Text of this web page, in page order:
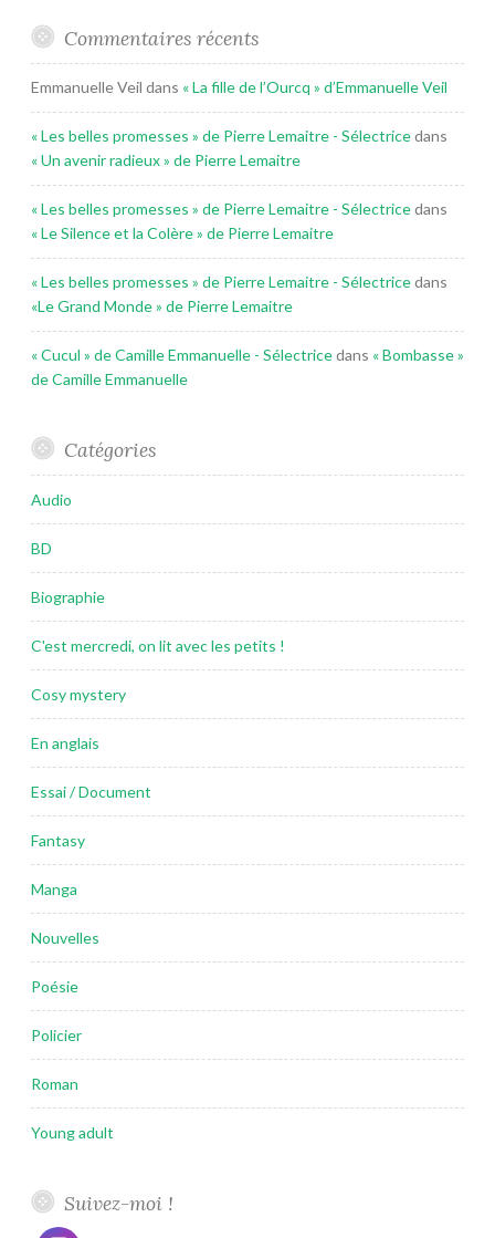
Commentaires récents
Emmanuelle Veil dans « La fille de l’Ourcq » d’Emmanuelle Veil
« Les belles promesses » de Pierre Lemaitre - Sélectricedans
« Un avenir radieux » de Pierre Lemaitre
« Les belles promesses » de Pierre Lemaitre - Sélectricedans
« Le Silence et la Colère » de Pierre Lemaitre
« Les belles promesses » de Pierre Lemaitre - Sélectricedans
«Le Grand Monde » de Pierre Lemaitre
« Cucul » de Camille Emmanuelle - Sélectricedans « Bombasse »
de Camille Emmanuelle
Catégories
Audio
BD
Biographie
C'est mercredi, on lit avec les petits !
Cosy mystery
En anglais
Essai / Document
Fantasy
Manga
Nouvelles
Poésie
Policier
Roman
Young adult
Suivez-moi !